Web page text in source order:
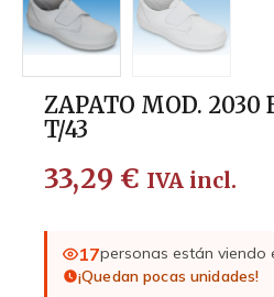
ZAPATO MOD. 2030
T/43
33,29 € IVA incl.
17personas están
¡Quedan pocas unidades!